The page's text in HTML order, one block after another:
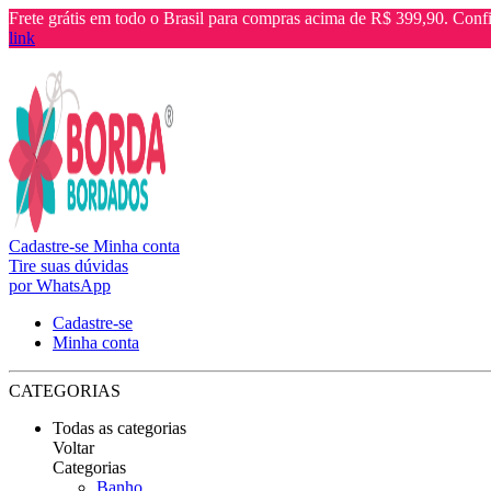
Frete grátis em todo o Brasil para compras acima de R$ 399,90.
link
Cadastre-se Minha conta
Tire suas dúvidas
por WhatsApp
Cadastre-se
Minha conta
CATEGORIAS
Todas as categorias
Voltar
Categorias
Banho